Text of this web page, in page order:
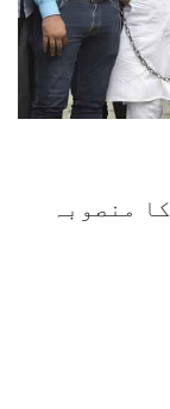
منصوبہ